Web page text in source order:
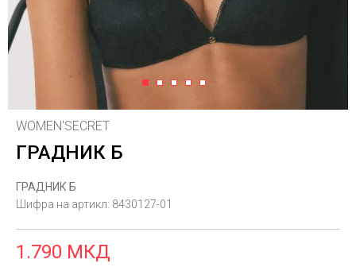
1 2 3 4 5
WOMEN'SECRET
ГРАДНИК Б
ГРАДНИК Б
Шифра на артикл: 8430127-01
1.790 МКД